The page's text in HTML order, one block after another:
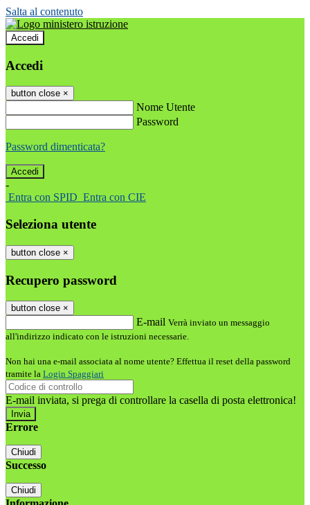
Salta al contenuto
Accedi
Accedi
button close ×
Nome Utente
Password
Password dimenticata?
-
Entra con SPID Entra con CIE
Seleziona utente
button close ×
Recupero password
button close ×
E-mail Verrà inviato un messaggio
all'indirizzo indicato con le istruzioni necessarie.
Non hai una e-mail associata al nome utente? Effettua il reset della password
tramite la Login Spaggiari
E-mail inviata, si prega di controllare la casella di posta elettronica!
Errore
Chiudi
Successo
Chiudi